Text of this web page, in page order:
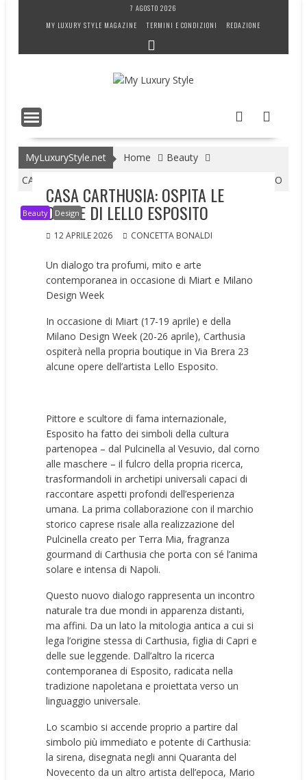
7 AGOSTO 2026
MY LUXURY STYLE MAGAZINE
TERMINI E CONDIZIONI REDAZIONE
MyLuxuryStyle.net Home
Beauty
CASA CARTHUSIA: OSPITA LE OPERE DI LELLO ESPOSITO
Beauty Design
CASA CARTHUSIA: OSPITA LE
OPERE DI LELLO ESPOSITO
12 APRILE 2026 CONCETTA BONALDI
Un dialogo tra profumi, mito e arte
contemporanea in occasione di Miart e Milano
Design Week
In occasione di Miart (17-19 aprile) e della
Milano Design Week (20-26 aprile), Carthusia
ospiterà nella propria boutique in Via Brera 23
alcune opere dell’artista Lello Esposito.
Pittore e scultore di fama internazionale,
Esposito ha fatto dei simboli della cultura
partenopea – dal Pulcinella al Vesuvio, dal corno
alle maschere – il fulcro della propria ricerca,
trasformandoli in archetipi universali capaci di
raccontare aspetti profondi dell’esperienza
umana. La prima collaborazione con il marchio
storico caprese risale alla realizzazione del
Pulcinella creato per Terra Mia, fragranza
gourmand di Carthusia che porta con sé l’anima
solare e intensa di Napoli.
Questo nuovo dialogo rappresenta un incontro
naturale tra due mondi in apparenza distanti,
ma affini. Da un lato la mitologia antica a cui si
lega l’origine stessa di Carthusia, figlia di Capri e
delle sue leggende. Dall’altro la ricerca
contemporanea di Esposito, radicata nella
tradizione napoletana e proiettata verso un
linguaggio universale.
Lo scambio si accende proprio a partire dal
simbolo più immediato e potente di Carthusia:
la sirena, disegnata negli anni Quaranta del
Novecento da un altro artista dell’epoca, Mario